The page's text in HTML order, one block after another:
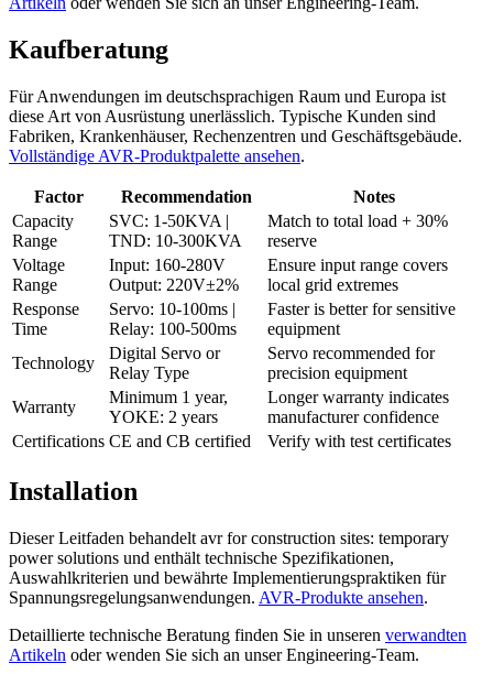
Kaufberatung
Für Anwendungen im deutschsprachigen Raum und Europa ist
diese Art von Ausrüstung unerlässlich. Typische Kunden sind
Fabriken, Krankenhäuser, Rechenzentren und Geschäftsgebäude.
Vollständige AVR-Produktpalette ansehen.
Factor Recommendation
Notes
Capacity
Range
SVC: 1-50KVA |
TND: 10-300KVA
Match to total load + 30%
reserve
Voltage
Range
Input: 160-280V
Output: 220V±2%
Ensure input range covers
local grid extremes
Response
Time
Servo: 10-100ms |
Relay: 100-500ms
Faster is better for sensitive
equipment
Technology
Digital Servo or
Relay Type
Servo recommended for
precision equipment
Warranty
Minimum 1 year,
YOKE: 2 years
Longer warranty indicates
manufacturer confidence
Certifications CE and CB certified Verify with test certificates
Installation
Dieser Leitfaden behandelt avr for construction sites: temporary
power solutions und enthält technische Spezifikationen,
Auswahlkriterien und bewährte Implementierungspraktiken für
Spannungsregelungsanwendungen. AVR-Produkte ansehen.
Detaillierte technische Beratung finden Sie in unseren verwandten
Artikeln oder wenden Sie sich an unser Engineering-Team.